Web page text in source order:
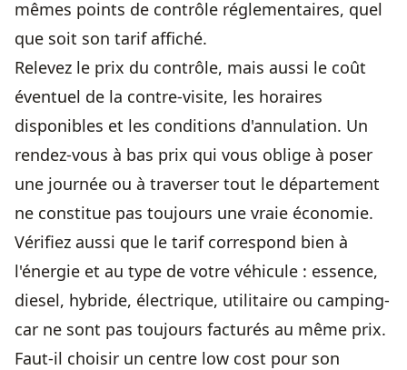
mêmes points de contrôle réglementaires, quel
que soit son tarif affiché.
Relevez le prix du contrôle, mais aussi le coût
éventuel de la contre-visite, les horaires
disponibles et les conditions d'annulation. Un
rendez-vous à bas prix qui vous oblige à poser
une journée ou à traverser tout le département
ne constitue pas toujours une vraie économie.
Vérifiez aussi que le tarif correspond bien à
l'énergie et au type de votre véhicule : essence,
diesel, hybride, électrique, utilitaire ou camping-
car ne sont pas toujours facturés au même prix.
Faut-il choisir un centre low cost pour son